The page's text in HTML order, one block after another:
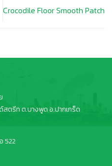
Crocodile Floor Smooth Patch
สตรีท ต.บางพูด อ.ปากเกร็ด
522